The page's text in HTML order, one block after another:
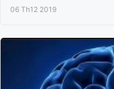
06 Th12 2019